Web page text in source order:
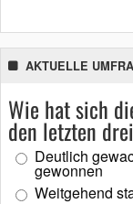
AKTUELLE
Wie hat sich
den letzten
Deutlich
gewonnen
Weitgehend